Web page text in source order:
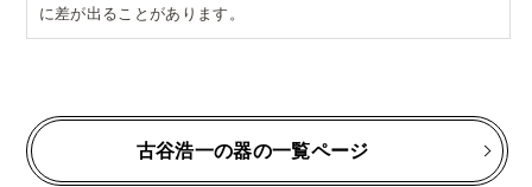
に差が出ることがあります。
古谷浩一の器の一覧ページ